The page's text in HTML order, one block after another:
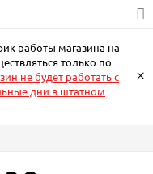
работы магазина на
только по
не будет работать с
дни в штатном
×